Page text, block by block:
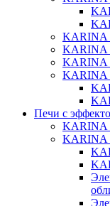
KARINA
KARINA
KARINA
KARINA
Печи с
KARINA
KARINA